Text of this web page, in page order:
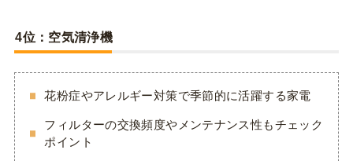
4位：空気清浄機
花粉症やアレルギー対策で季節的に活躍する家電
フィルターの交換頻度やメンテナンス性もチェック
ポイント